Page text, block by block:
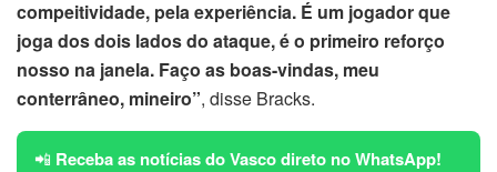
compeitividade, pela experiência. É um jogador que
joga dos dois lados do ataque, é o primeiro reforço
nosso na janela. Faço as boas-vindas, meu
conterrâneo, mineiro”, disse Bracks.
📲 Receba as notícias do Vasco direto no WhatsApp!